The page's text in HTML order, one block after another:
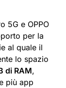
5G e OPPO
per la
al quale il
lo spazio
di RAM,
più app